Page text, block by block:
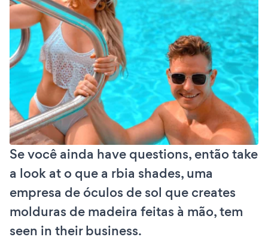
Se você ainda have questions, então take
a look at o que a rbia shades, uma
empresa de óculos de sol que creates
molduras de madeira feitas à mão, tem
seen in their business.